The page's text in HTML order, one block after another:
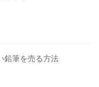
鉛筆を売る方法